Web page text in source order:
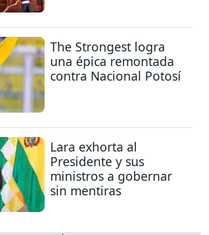
The Strongest logra
una épica remontada
contra Nacional Potosí
Lara exhorta al
Presidente y sus
ministros a gobernar
sin mentiras